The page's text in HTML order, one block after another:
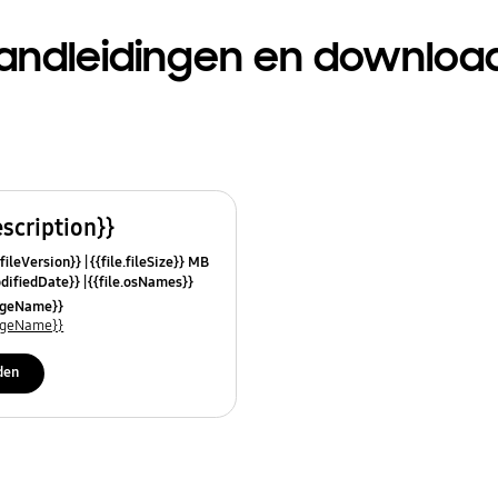
en
{{file.fileSize}} MB
{{file.osNames}}